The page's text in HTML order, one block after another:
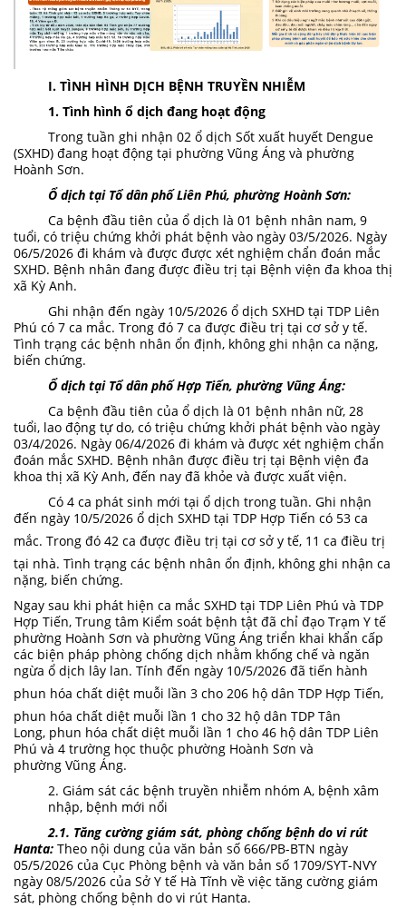
I. TÌNH HÌNH DỊCH BỆNH TRUYỀN NHIỄM
1. Tình hình ổ dịch đang hoạt động
Trong tuần ghi nhận 02 ổ dịch Sốt xuất huyết Dengue
(SXHD) đang hoạt động tại phường Vũng Áng và phường
Hoành Sơn.
Ổ dịch tại Tổ dân phố Liên Phú, phường Hoành Sơn:
Ca bệnh đầu tiên của ổ dịch là 01 bệnh nhân nam, 9
tuổi, có triệu chứng khởi phát bệnh vào ngày 03/5/2026. Ngày
06/5/2026 đi khám và được được xét nghiệm chẩn đoán mắc
SXHD. Bệnh nhân đang được điều trị tại Bệnh viện đa khoa thị
xã Kỳ Anh.
Ghi nhận đến ngày 10/5/2026 ổ dịch SXHD tại TDP Liên
Phú có 7 ca mắc. Trong đó 7 ca được điều trị tại cơ sở y tế.
Tình trạng các bệnh nhân ổn định, không ghi nhận ca nặng,
biến chứng.
Ổ dịch tại Tổ dân phố Hợp Tiến, phường Vũng Áng:
Ca bệnh đầu tiên của ổ dịch là 01 bệnh nhân nữ, 28
tuổi, lao động tự do, có triệu chứng khởi phát bệnh vào ngày
03/4/2026. Ngày 06/4/2026 đi khám và được xét nghiệm chẩn
đoán mắc SXHD. Bệnh nhân được điều trị tại Bệnh viện đa
khoa thị xã Kỳ Anh, đến nay đã khỏe và được xuất viện.
Có 4 ca phát sinh mới tại ổ dịch trong tuần. Ghi nhận
đến ngày 10/5/2026 ổ dịch SXHD tại TDP Hợp Tiến có 53 ca
mắc. Trong đó 42 ca được điều trị tại cơ sở y tế, 1 1 ca điều trị
tại nhà. Tình trạng các bệnh nhân ổn định, không ghi nhận ca
nặng, biến chứng.
Ngay sau khi phát hiện ca mắc SXHD tại TDP Liên Phú và TDP
Hợp Tiến, Trung tâm Kiểm soát bệnh tật đã chỉ đạo Trạm Y tế
phường Hoành Sơn và phường Vũng Áng triển khai khẩn cấp
các biện pháp phòng chống dịch nhằm khống chế và ngăn
ngừa ổ dịch lây lan. Tính đến ngày 10/5/2026 đã tiến hành
phun hóa chất diệt muỗi lần 3 cho 206 hộ dân TDP Hợp Tiến,
phun hóa chất diệt muỗi lần 1 cho 32 hộ dân TDP Tân
Long, phun hóa chất diệt muỗi lần 1 cho 46 hộ dân TDP Liên
Phú và 4 trường học thuộc phường Hoành Sơn và
phường Vũng Áng.
2. Giám sát các bệnh truyền nhiễm nhóm A, bệnh xâm
nhập, bệnh mới nổi
2.1. Tăng cường giám sát, phòng chống bệnh do vi rút
Hanta: Theo nội dung của văn bản số 666/PB-BTN ngày
05/5/2026 của Cục Phòng bệnh và văn bản số 1709/SYT-NVY
ngày 08/5/2026 của Sở Y tế Hà Tĩnh về việc tăng cường giám
sát, phòng chống bệnh do vi rút Hanta.